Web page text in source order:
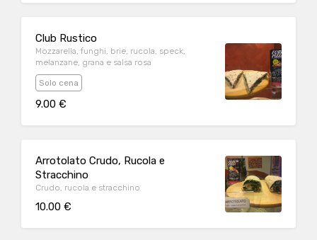
Club Rustico
Mozzarella, funghi, brie, rucola, speck,
melanzane, grana e salsa rosa
Solo cena
9.00 €
Arrotolato Crudo, Rucola e
Stracchino
Crudo, rucola e stracchino
10.00 €